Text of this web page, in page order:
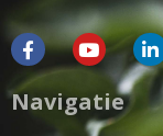
Navigatie